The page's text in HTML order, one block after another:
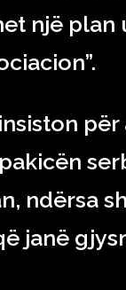
një
ndërsa
janë